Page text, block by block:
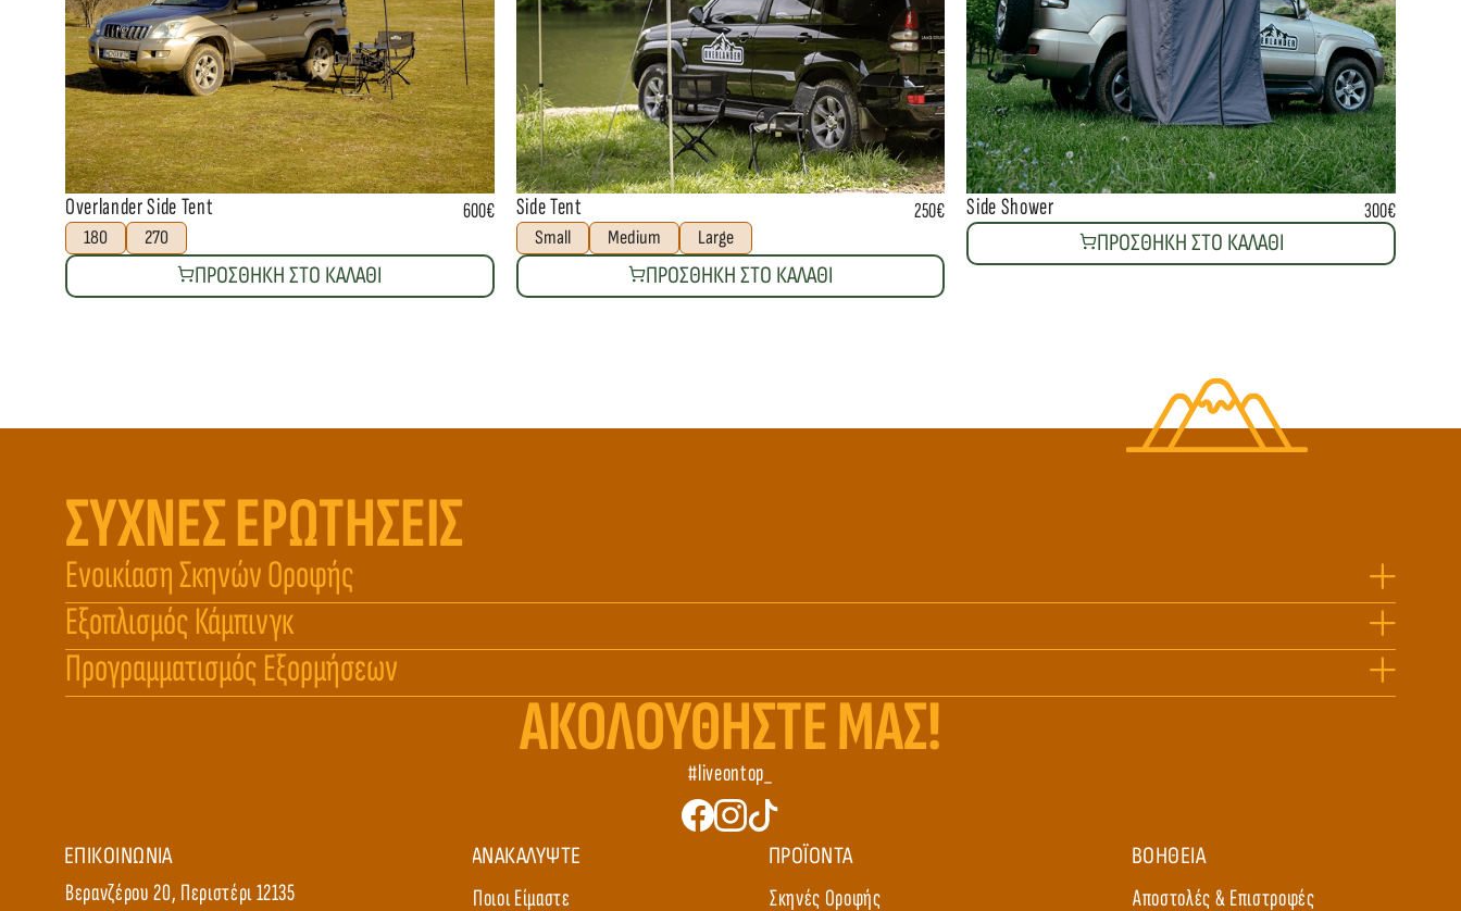
Overlander Side Tent 600€
180 270
ΠΡΟΣΘΗΚΗ ΣΤΟ ΚΑΛΑΘΙ
Side Tent 250€
Small Medium Large
ΠΡΟΣΘΗΚΗ ΣΤΟ ΚΑΛΑΘΙ
Side Shower 300€
ΠΡΟΣΘΗΚΗ ΣΤΟ ΚΑΛΑΘΙ
ΣΥΧΝΕΣ ΕΡΩΤΗΣΕΙΣ
Ενοικίαση Σκηνών Οροφής
Εξοπλισμός Κάμπινγκ
Προγραμματισμός Εξορμήσεων
ΑΚΟΛΟΥΘHΣΤΕ ΜΑΣ!
#liveontop_
ΕΠΙΚΟΙΝΩΝΙΑ
Βερανζέρου 20, Περιστέρι 12135
ΑΝΑΚΑΛΥΨΤΕ
Ποιοι Είμαστε
ΠΡΟΪΟΝΤΑ
Σκηνές Οροφής
ΒΟΗΘΕΙΑ
Αποστολές & Επιστροφές